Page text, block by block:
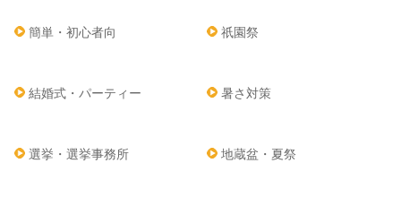
簡単・初心者向 祇園祭
結婚式・パーティー 暑さ対策
選挙・選挙事務所 地蔵盆・夏祭